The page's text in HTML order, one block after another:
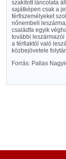
szakított láncolata
sajátképen csak a
férfiszemélyeket
nőnembeli
családfa egyik
további
a férfiaktól való
közbejövetele
Forrás: Pallas